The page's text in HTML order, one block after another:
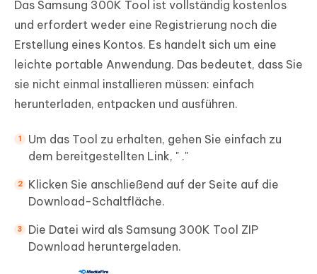
Das Samsung 300K Tool ist vollständig kostenlos
und erfordert weder eine Registrierung noch die
Erstellung eines Kontos. Es handelt sich um eine
leichte portable Anwendung. Das bedeutet, dass Sie
sie nicht einmal installieren müssen: einfach
herunterladen, entpacken und ausführen.
Um das Tool zu erhalten, gehen Sie einfach zu
dem bereitgestellten Link, " ."
Klicken Sie anschließend auf der Seite auf die
Download-Schaltfläche.
Die Datei wird als Samsung 300K Tool ZIP
Download heruntergeladen.